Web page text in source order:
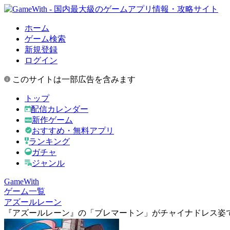
ホーム
ゲーム検索
新規登録
ログイン
このサイトは一部広告を含みます
トップ
配信カレンダー
新作ゲーム
おすすめ・無料アプリ
ランキング
ガチャ
ジャンル
GameWith
ゲーム一覧
アズールレーン
『アズールレーン』の「ブレマートン」がチャイナドレス姿